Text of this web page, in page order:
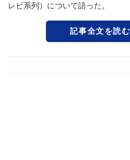
レビ系列）について語った。
記事全文を読む